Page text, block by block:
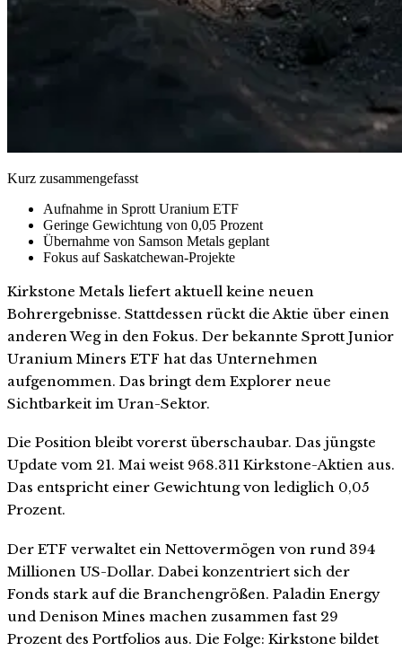
Kurz zusammengefasst
Aufnahme in Sprott Uranium ETF
Geringe Gewichtung von 0,05 Prozent
Übernahme von Samson Metals geplant
Fokus auf Saskatchewan-Projekte
Kirkstone Metals liefert aktuell keine neuen
Bohrergebnisse. Stattdessen rückt die Aktie über einen
anderen Weg in den Fokus. Der bekannte Sprott Junior
Uranium Miners ETF hat das Unternehmen
aufgenommen. Das bringt dem Explorer neue
Sichtbarkeit im Uran-Sektor.
Die Position bleibt vorerst überschaubar. Das jüngste
Update vom 21. Mai weist 968.311 Kirkstone-Aktien aus.
Das entspricht einer Gewichtung von lediglich 0,05
Prozent.
Der ETF verwaltet ein Nettovermögen von rund 394
Millionen US-Dollar. Dabei konzentriert sich der
Fonds stark auf die Branchengrößen. Paladin Energy
und Denison Mines machen zusammen fast 29
Prozent des Portfolios aus. Die Folge: Kirkstone bildet